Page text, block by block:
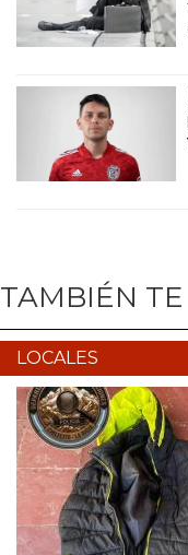
TAMBIÉN
LOCALES